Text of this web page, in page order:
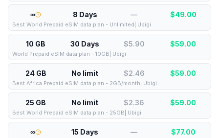
∞ 8 Days — $49.00
Best World Prepaid eSIM data plan - Unlimited| Ubigi
10 GB 30 Days $5.90 $59.00
World Prepaid eSIM data plan - 10GB| Ubigi
24 GB No limit $2.46 $59.00
Best Africa Prepaid eSIM data plan - 2GB/month| Ubigi
25 GB No limit $2.36 $59.00
Best World Prepaid eSIM data plan - 25GB| Ubigi
∞ 15 Days — $77.00